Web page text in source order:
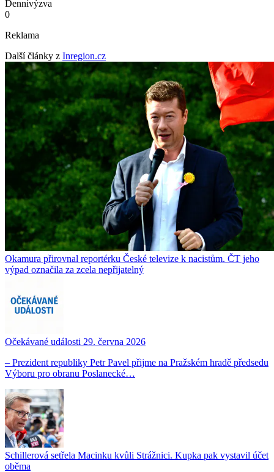
Dennívýzva
0
Reklama
Další články z Inregion.cz
Okamura přirovnal reportérku České televize k nacistům. ČT jeho
výpad označila za zcela nepřijatelný
Očekávané události 29. června 2026
– Prezident republiky Petr Pavel přijme na Pražském hradě předsedu
Výboru pro obranu Poslanecké…
Schillerová setřela Macinku kvůli Strážnici. Kupka pak vystavil účet
oběma